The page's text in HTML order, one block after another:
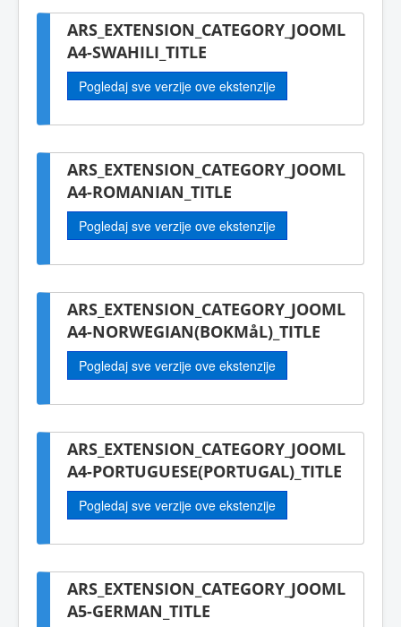
ARS_EXTENSION_CATEGORY_JOOML
A4-SWAHILI_TITLE
Pogledaj sve verzije ove ekstenzije
ARS_EXTENSION_CATEGORY_JOOML
A4-ROMANIAN_TITLE
Pogledaj sve verzije ove ekstenzije
ARS_EXTENSION_CATEGORY_JOOML
A4-NORWEGIAN(BOKMåL)_TITLE
Pogledaj sve verzije ove ekstenzije
ARS_EXTENSION_CATEGORY_JOOML
A4-PORTUGUESE(PORTUGAL)_TITLE
Pogledaj sve verzije ove ekstenzije
ARS_EXTENSION_CATEGORY_JOOML
A5-GERMAN_TITLE